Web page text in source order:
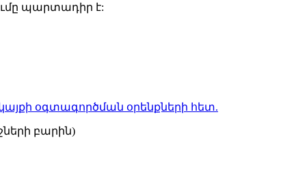
պարտադիր է:
օգտագործման օրենքների հետ.
բարին)